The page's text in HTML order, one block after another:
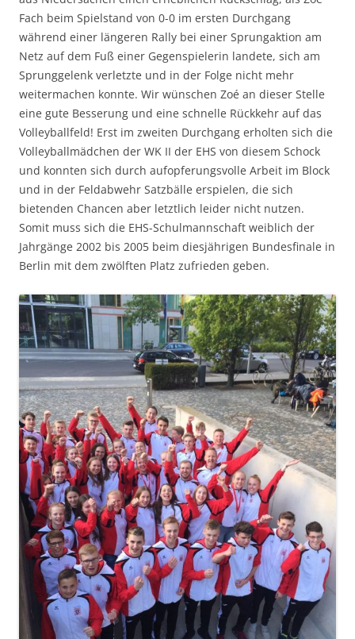
Fach beim Spielstand von 0-0 im ersten Durchgang
während einer längeren Rally bei einer Sprungaktion am
Netz auf dem Fuß einer Gegenspielerin landete, sich am
Sprunggelenk verletzte und in der Folge nicht mehr
weitermachen konnte. Wir wünschen Zoé an dieser Stelle
eine gute Besserung und eine schnelle Rückkehr auf das
Volleyballfeld! Erst im zweiten Durchgang erholten sich die
Volleyballmädchen der WK II der EHS von diesem Schock
und konnten sich durch aufopferungsvolle Arbeit im Block
und in der Feldabwehr Satzbälle erspielen, die sich
bietenden Chancen aber letztlich leider nicht nutzen.
Somit muss sich die EHS-Schulmannschaft weiblich der
Jahrgänge 2002 bis 2005 beim diesjährigen Bundesfinale in
Berlin mit dem zwölften Platz zufrieden geben.